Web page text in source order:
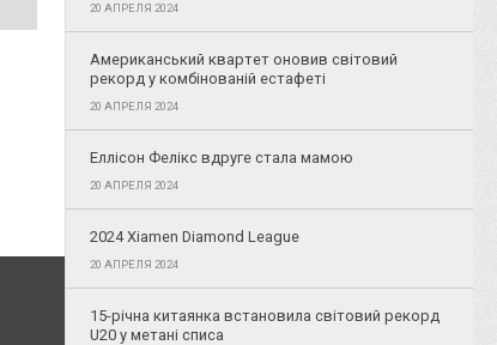
20 АПРЕЛЯ 2024
Американський квартет оновив світовий
рекорд у комбінованій естафеті
20 АПРЕЛЯ 2024
Еллісон Фелікс вдруге стала мамою
20 АПРЕЛЯ 2024
2024 Xiamen Diamond League
20 АПРЕЛЯ 2024
15-річна китаянка встановила світовий рекорд
U20 у метані списа